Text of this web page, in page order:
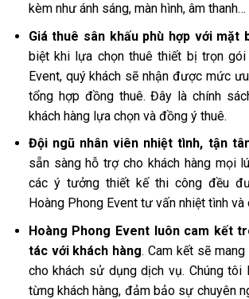
kèm như ánh sáng, màn hình, âm thanh…
Giá thuê sân khấu phù hợp với mặt
biệt khi lựa chọn thuê thiết bị trọn
Event, quý khách sẽ nhận được mức
tổng hợp đồng thuê. Đây là chính
khách hàng lựa chọn và đồng ý thuê.
Đội ngũ nhân viên nhiệt tình, tận
sẵn sàng hỗ trợ cho khách hàng mọi
các ý tưởng thiết kế thi công đều
Hoàng Phong Event tư vấn nhiệt tình và
Hoàng Phong Event luôn cam kết
tác với khách hàng. Cam kết sẽ
cho khách sử dụng dịch vụ. Chúng tôi
từng khách hàng, đảm bảo sự chuyên